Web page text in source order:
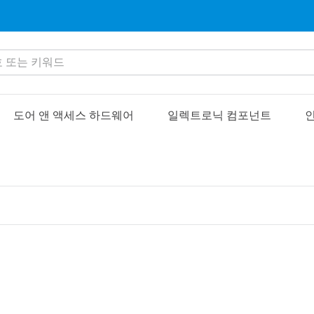
는 키워드
도어 앤 액세스 하드웨어 일렉트로닉 컴포넌트